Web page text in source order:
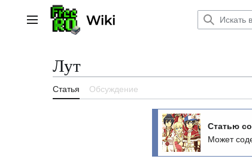
содержаниюГлавное меню
Лут
Статья Обсуждение
Статью
Может